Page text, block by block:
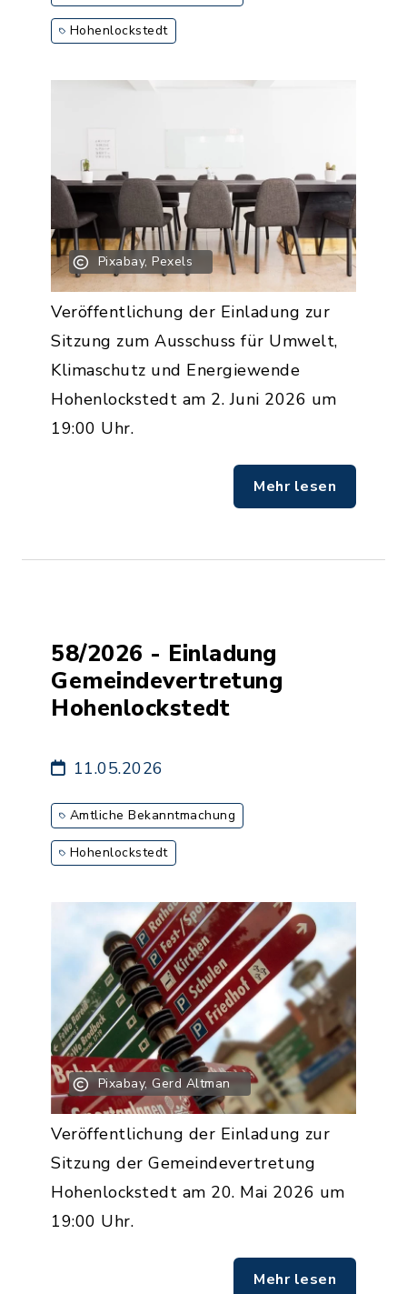
Hohenlockstedt
Pixabay, Pexels
Veröffentlichung der Einladung zur
Sitzung zum Ausschuss für Umwelt,
Klimaschutz und Energiewende
Hohenlockstedt am 2. Juni 2026 um
19:00 Uhr.
Mehr lesen
58/2026 - Einladung
Gemeindevertretung
Hohenlockstedt
11.05.2026
Amtliche Bekanntmachung
Hohenlockstedt
Pixabay, Gerd Altman
Veröffentlichung der Einladung zur
Sitzung der Gemeindevertretung
Hohenlockstedt am 20. Mai 2026 um
19:00 Uhr.
Mehr lesen